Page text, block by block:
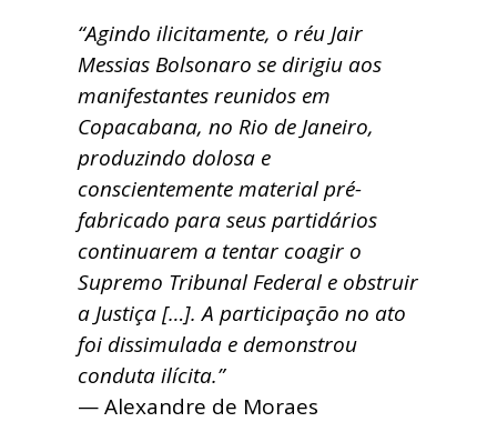
“Agindo ilicitamente, o réu Jair
Messias Bolsonaro se dirigiu aos
manifestantes reunidos em
Copacabana, no Rio de Janeiro,
produzindo dolosa e
conscientemente material pré-
fabricado para seus partidários
continuarem a tentar coagir o
Supremo Tribunal Federal e obstruir
a Justiça […]. A participação no ato
foi dissimulada e demonstrou
conduta ilícita.”
— Alexandre de Moraes